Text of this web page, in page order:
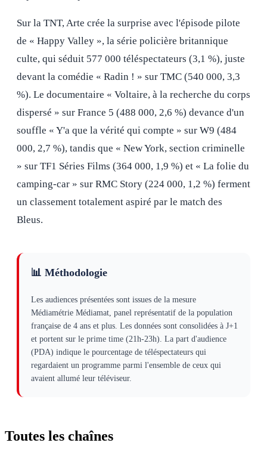
Sur la TNT, Arte crée la surprise avec l'épisode pilote
de « Happy Valley », la série policière britannique
culte, qui séduit 577 000 téléspectateurs (3,1 %), juste
devant la comédie « Radin ! » sur TMC (540 000, 3,3
%). Le documentaire « Voltaire, à la recherche du corps
dispersé » sur France 5 (488 000, 2,6 %) devance d'un
souffle « Y'a que la vérité qui compte » sur W9 (484
000, 2,7 %), tandis que « New York, section criminelle
» sur TF1 Séries Films (364 000, 1,9 %) et « La folie du
camping-car » sur RMC Story (224 000, 1,2 %) ferment
un classement totalement aspiré par le match des
Bleus.
📊 Méthodologie
Les audiences présentées sont issues de la mesure
Médiamétrie Médiamat, panel représentatif de la population
française de 4 ans et plus. Les données sont consolidées à J+1
et portent sur le prime time (21h-23h). La part d'audience
(PDA) indique le pourcentage de téléspectateurs qui
regardaient un programme parmi l'ensemble de ceux qui
avaient allumé leur téléviseur.
Toutes les chaînes